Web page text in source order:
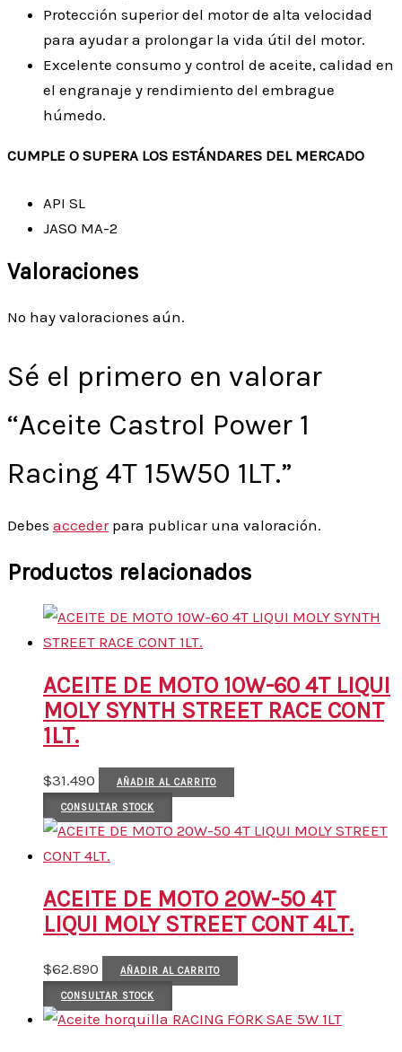
Protección superior del motor de alta velocidad
para ayudar a prolongar la vida útil del motor.
Excelente consumo y control de aceite, calidad en
el engranaje y rendimiento del embrague
húmedo.
CUMPLE O SUPERA LOS ESTÁNDARES DEL MERCADO
API SL
JASO MA-2
Valoraciones
No hay valoraciones aún.
Sé el primero en valorar
“Aceite Castrol Power 1
Racing 4T 15W50 1LT.”
Debes accederpara publicar una valoración.
Productos relacionados
ACEITE DE MOTO 10W-60 4T LIQUI
MOLY SYNTH STREET RACE CONT
1LT.
$31.490 AÑADIR AL CARRITO
CONSULTAR STOCK
ACEITE DE MOTO 20W-50 4T
LIQUI MOLY STREET CONT 4LT.
$62.890 AÑADIR AL CARRITO
CONSULTAR STOCK